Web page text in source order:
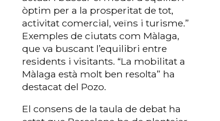
òptim per a la prosperitat de tot,
activitat comercial, veïns i turisme.”
Exemples de ciutats com Màlaga,
que va buscant l’equilibri entre
residents i visitants. “La mobilitat a
Màlaga està molt ben resolta” ha
destacat del Pozo.
El consens de la taula de debat ha